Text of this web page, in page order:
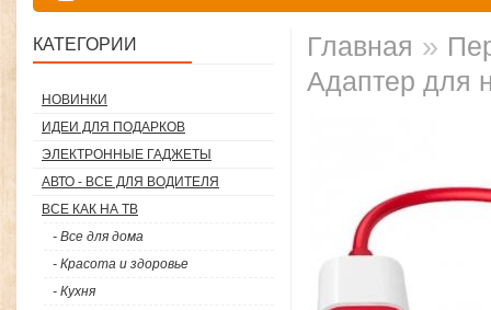
КАТЕГОРИИ
НОВИНКИ
ИДЕИ ДЛЯ ПОДАРКОВ
ЭЛЕКТРОННЫЕ ГАДЖЕТЫ
АВТО - ВСЕ ДЛЯ ВОДИТЕЛЯ
ВСЕ КАК НА ТВ
- Все для дома
- Красота и здоровье
- Кухня
Главная »
Адаптер для